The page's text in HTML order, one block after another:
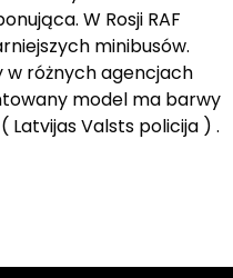
W Rosji RAF
minibusów.
w różnych agencjach
model ma barwy
Latvijas Valsts policija ) .